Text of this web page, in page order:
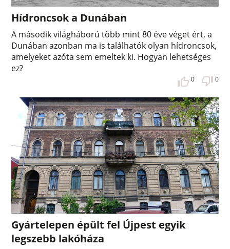
Hídroncsok a Dunában
A második világháború több mint 80 éve véget ért, a
Dunában azonban ma is találhatók olyan hídroncsok,
amelyeket azóta sem emeltek ki. Hogyan lehetséges
ez?
0 0
Gyártelepen épült fel Újpest egyik
legszebb lakóháza